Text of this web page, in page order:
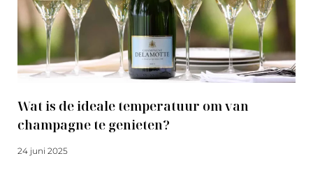
Wat is de ideale temperatuur om van
champagne te genieten?
24 juni 2025